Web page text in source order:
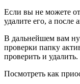
Если вы не можете
удалите его, а после
В дальнейшем вам
проверки папку
проверить и удалить.
Посмотреть как